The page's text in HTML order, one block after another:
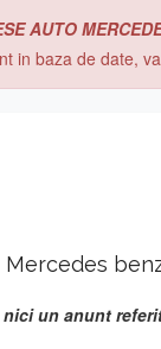
AUTO
in baza de date,
un anunt